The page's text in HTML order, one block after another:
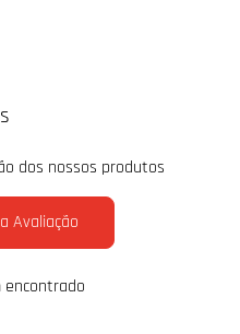
dos nossos produtos
Avaliação
encontrado